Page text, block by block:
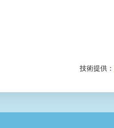
技術提供：